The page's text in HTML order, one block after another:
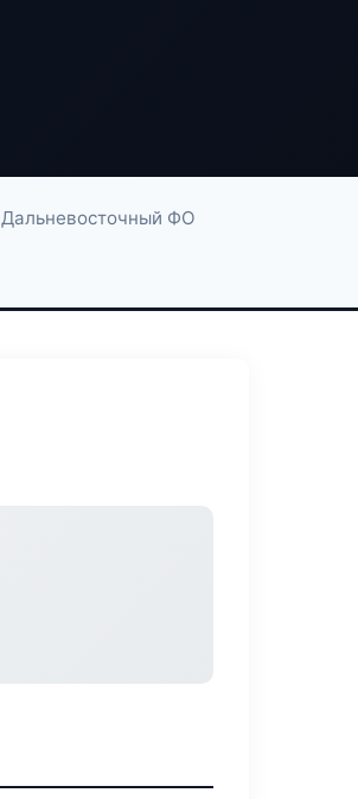
Дальневосточный ФО